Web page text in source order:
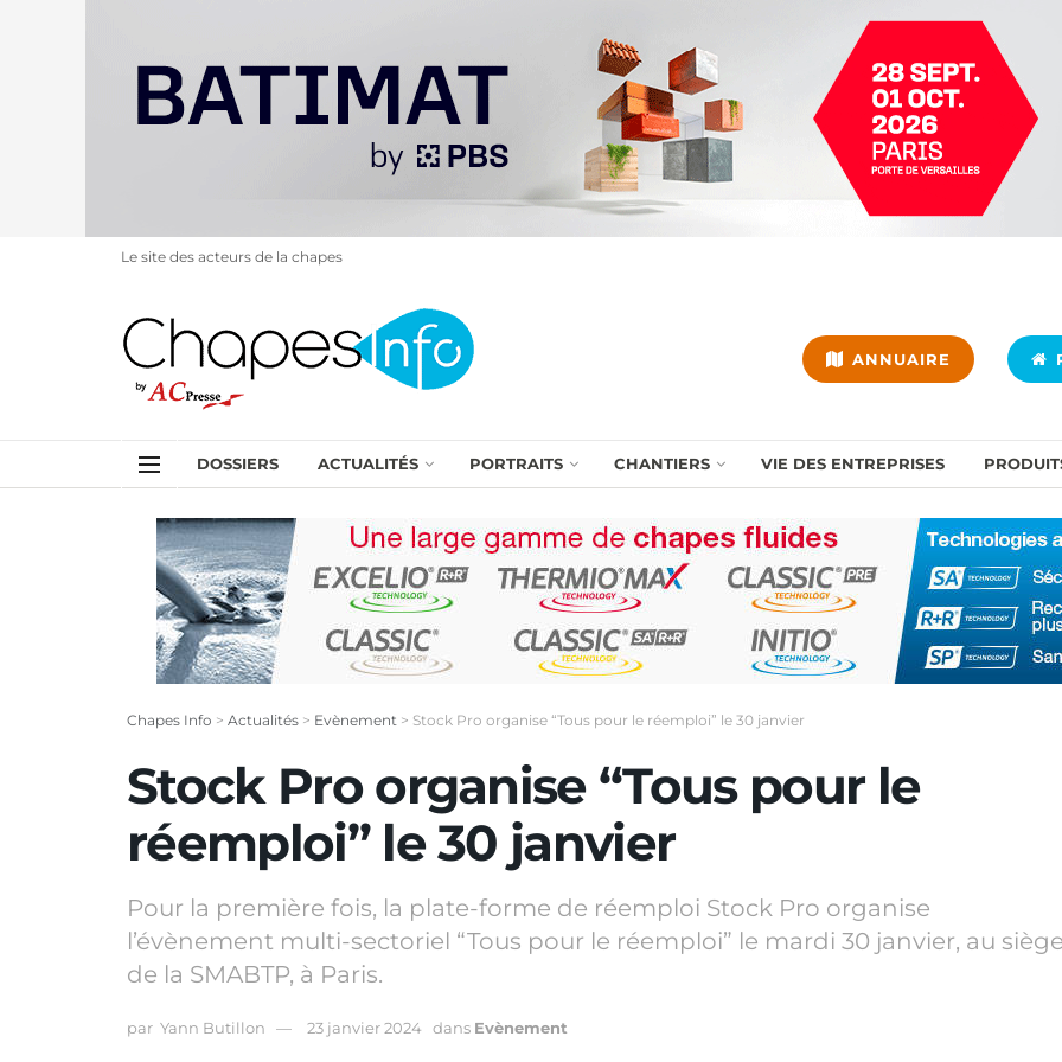
Le site des acteurs de la chapes
ANNUAIRE
DOSSIERS ACTUALITÉS PORTRAITS CHANTIERS VIE DES ENTREPRISES
Chapes Info > Actualités > Evènement > Stock Pro organise “Tous pour le réemploi” le 30 janvier
Stock Pro organise “Tous pour le
réemploi” le 30 janvier
Pour la première fois, la plate-forme de réemploi Stock Pro organise
l’évènement multi-sectoriel “Tous pour le réemploi” le mardi 30 janvier, au
de la SMABTP, à Paris.
par Yann Butillon 23 janvier 2024 dans Evènement